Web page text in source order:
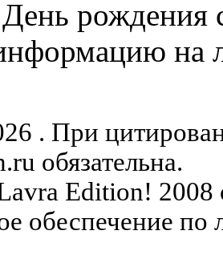
День рождения
на
. При
обязательна.
Edition! 2008
обеспечение по